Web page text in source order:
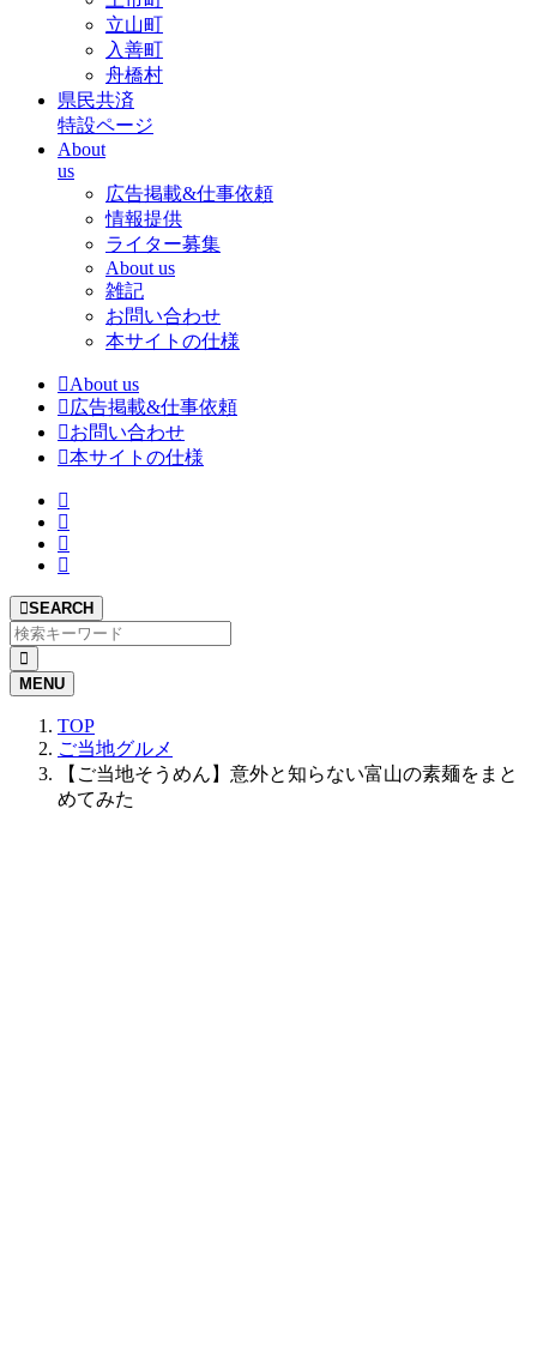
立山町
入善町
舟橋村
県民共済
特設ページ
About
us
広告掲載&仕事依頼
情報提供
ライター募集
About us
雑記
お問い合わせ
本サイトの仕様
About us
広告掲載&仕事依頼
お問い合わせ
本サイトの仕様
SEARCH
MENU
TOP
ご当地グルメ
【ご当地そうめん】意外と知らない富山の素麺をまと
めてみた